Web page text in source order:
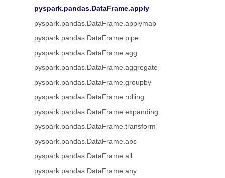
pyspark.pandas.DataFrame.apply
pyspark.pandas.DataFrame.applymap
pyspark.pandas.DataFrame.pipe
pyspark.pandas.DataFrame.agg
pyspark.pandas.DataFrame.aggregate
pyspark.pandas.DataFrame.groupby
pyspark.pandas.DataFrame.rolling
pyspark.pandas.DataFrame.expanding
pyspark.pandas.DataFrame.transform
pyspark.pandas.DataFrame.abs
pyspark.pandas.DataFrame.all
pyspark.pandas.DataFrame.any